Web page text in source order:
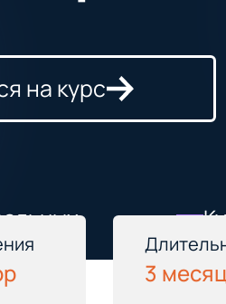
на курс
3